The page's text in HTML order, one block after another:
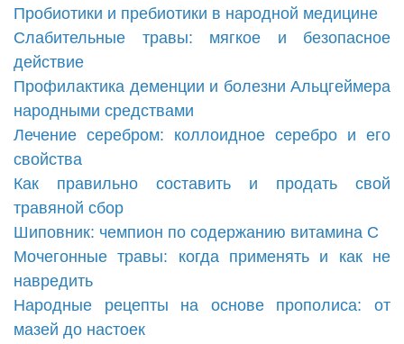
Пробиотики и пребиотики в народной медицине
Слабительные травы: мягкое и безопасное
действие
Профилактика деменции и болезни Альцгеймера
народными средствами
Лечение серебром: коллоидное серебро и его
свойства
Как правильно составить и продать свой
травяной сбор
Шиповник: чемпион по содержанию витамина С
Мочегонные травы: когда применять и как не
навредить
Народные рецепты на основе прополиса: от
мазей до настоек